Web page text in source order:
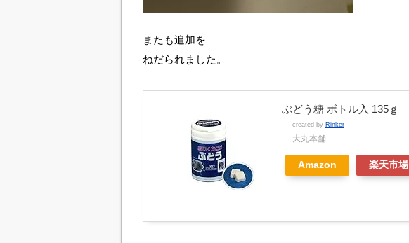
またも追加を
ねだられました。
ぶどう糖 ボトル入 135ｇ
created by Rinker
大丸本舗
Amazon 楽天市場